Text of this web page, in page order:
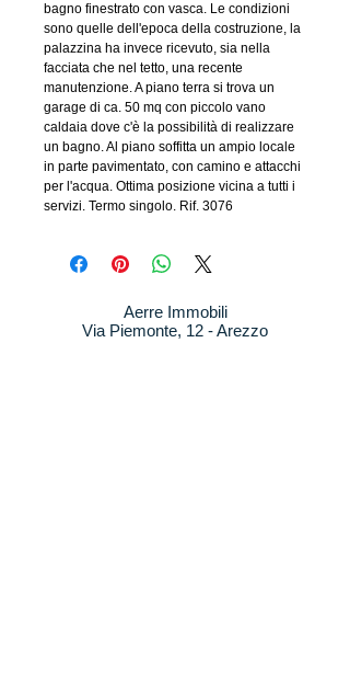
bagno finestrato con vasca. Le condizioni
sono quelle dell'epoca della costruzione, la
palazzina ha invece ricevuto, sia nella
facciata che nel tetto, una recente
manutenzione. A piano terra si trova un
garage di ca. 50 mq con piccolo vano
caldaia dove c'è la possibilità di realizzare
un bagno. Al piano soffitta un ampio locale
in parte pavimentato, con camino e attacchi
per l'acqua. Ottima posizione vicina a tutti i
servizi. Termo singolo. Rif. 3076
Aerre Immobili
Via Piemonte, 12 - Arezzo